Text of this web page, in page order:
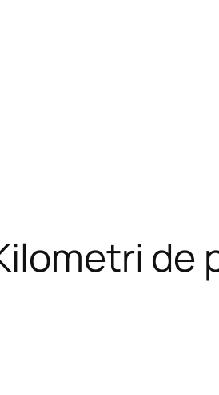
de